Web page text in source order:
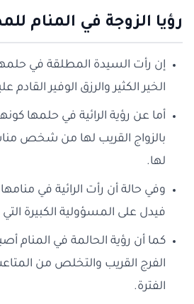
رؤيا الزوجة في المنام
إن رأت السيدة المطلقة في
الخير الكثير والرزق الوفير القادم
أما عن رؤية الرائية في حلمها
بالزواج القريب لها من شخص
لها.
وفي حالة أن رأت الرائية في
فيدل على المسؤولية الكبيرة التي
كما أن رؤية الحالمة في المنام
الفرج القريب والتخلص من
الفترة.